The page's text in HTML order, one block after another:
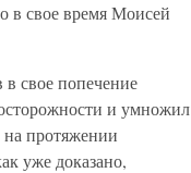
в свое время Моисей
свое попечение
и умножил
на протяжении
уже доказано,